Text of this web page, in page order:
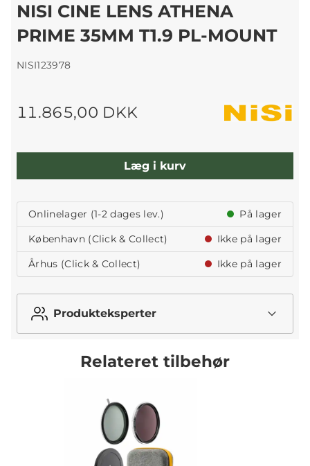
NISI CINE LENS ATHENA
PRIME 35MM T1.9 PL-MOUNT
NISI123978
11.865,00 DKK
Læg i kurv
Onlinelager (1-2 dages lev.)
På lager
København (Click & Collect)
Ikke på lager
Århus (Click & Collect)
Ikke på lager
Produkteksperter
Relateret tilbehør